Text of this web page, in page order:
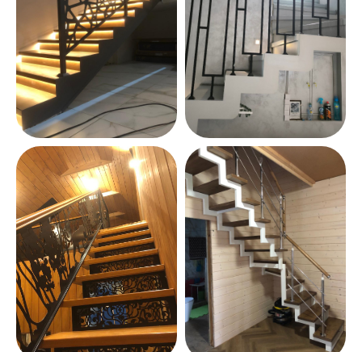
Точная подгонка и проверка
всех соединений
Без скрипов и переделок
После монтажа оставляем
рабочее место чистым
Убираем за собой мусор
Используем плёнку и укрытие
для пола и стен
Защищаем отделку
Без затяжных работ
и срывов сроков
Монтаж за 1 день